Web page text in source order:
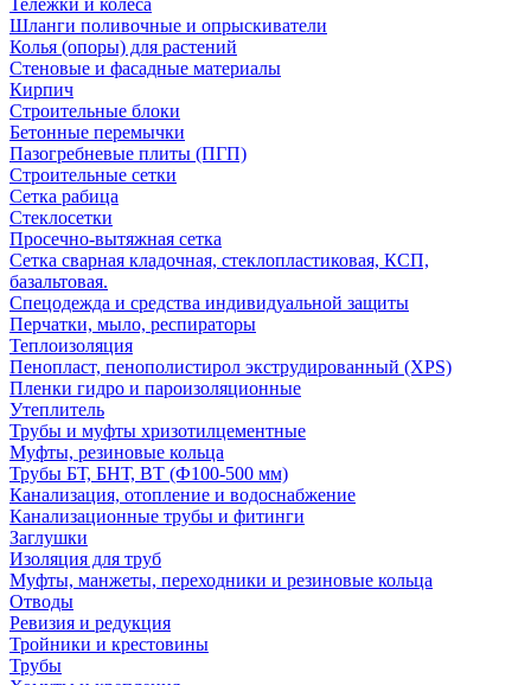
Тележки и колеса
Шланги поливочные и опрыскиватели
Колья (опоры) для растений
Стеновые и фасадные материалы
Кирпич
Строительные блоки
Бетонные перемычки
Пазогребневые плиты (ПГП)
Строительные сетки
Сетка рабица
Стеклосетки
Просечно-вытяжная сетка
Сетка сварная кладочная, стеклопластиковая, КСП,
базальтовая.
Спецодежда и средства индивидуальной защиты
Перчатки, мыло, респираторы
Теплоизоляция
Пенопласт, пенополистирол экструдированный (XPS)
Пленки гидро и пароизоляционные
Утеплитель
Трубы и муфты хризотилцементные
Муфты, резиновые кольца
Трубы БТ, БНТ, ВТ (Ф100-500 мм)
Канализация, отопление и водоснабжение
Канализационные трубы и фитинги
Заглушки
Изоляция для труб
Муфты, манжеты, переходники и резиновые кольца
Отводы
Ревизия и редукция
Тройники и крестовины
Трубы